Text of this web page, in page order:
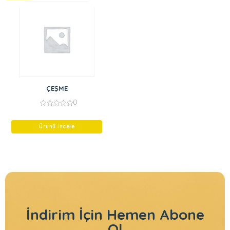
ÇEŞME
of
0
Ürünü İncele
İndirim İçin Hemen Abone